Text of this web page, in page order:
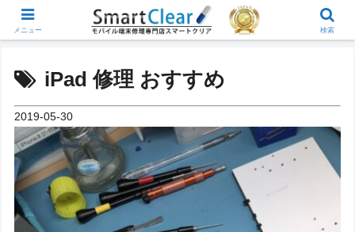
iPad 修理 おすすめ
2019-05-30
メニュー 検索